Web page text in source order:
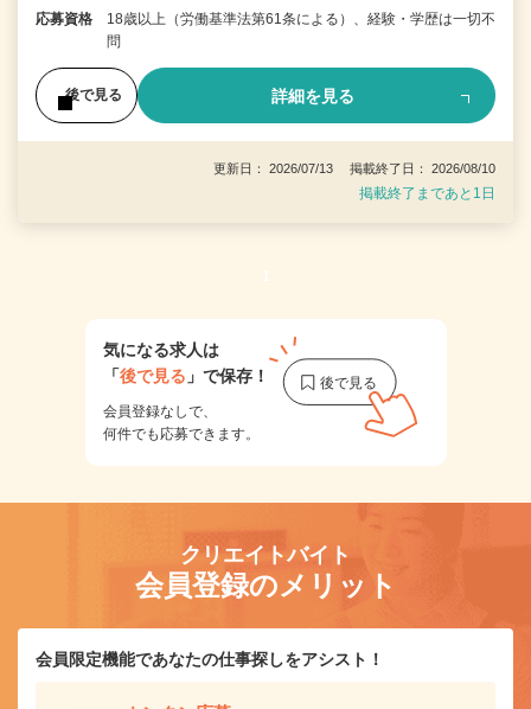
応募資格
18歳以上（労働基準法第61条による）、経験・学歴は一切不
問
後で見る 詳細を見る
更新日： 2026/07/13 掲載終了日： 2026/08/10
掲載終了まであと1日
1
気になる求人は
「後で見る 」で保存！
会員登録なしで、
何件でも応募できます。
クリエイトバイト
会員登録のメリット
会員限定機能であなたの仕事探しをアシスト！